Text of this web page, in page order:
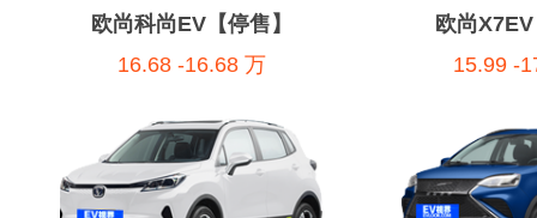
欧尚科尚EV【停售】
16.68 -16.68 万
欧尚
15.99 -